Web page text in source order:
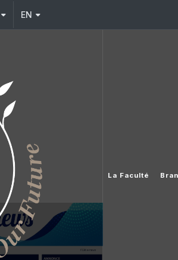
EN
La Faculté